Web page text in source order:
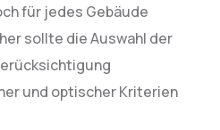
für jedes Gebäude
sollte die Auswahl der
und optischer Kriterien